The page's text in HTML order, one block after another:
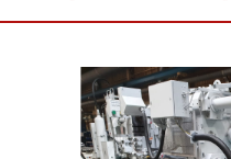
Képgaléria kihagyása